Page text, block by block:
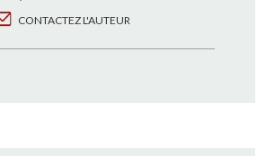
CONTACTEZ L'AUTEUR